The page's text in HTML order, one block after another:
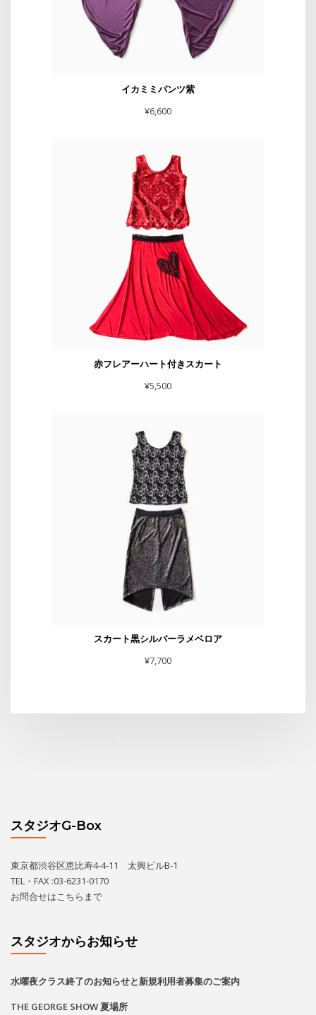
イカミミパンツ紫
¥6,600
赤フレアーハート付きスカート
¥5,500
スカート黒シルバーラメベロア
¥7,700
スタジオG-Box
東京都渋谷区恵比寿4-4-11 太興ビルB-1
TEL・FAX :03-6231-0170
お問合せはこちら まで
スタジオからお知らせ
水曜夜クラス終了のお知らせと新規利用者募集のご案内
THE GEORGE SHOW 夏場所